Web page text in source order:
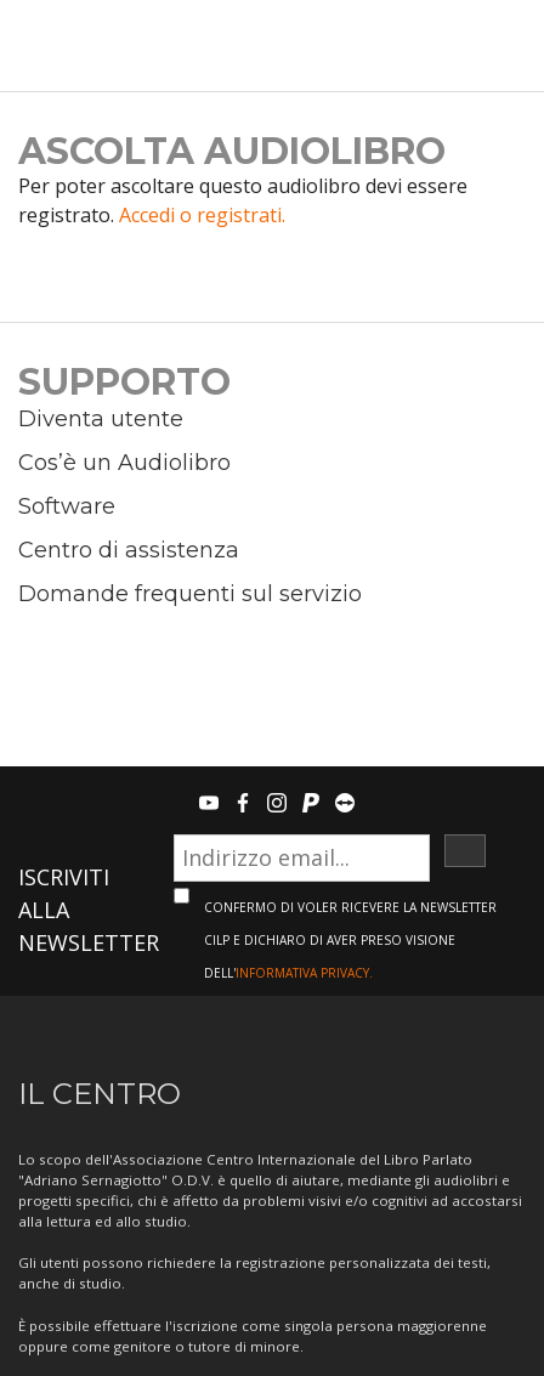
ASCOLTA AUDIOLIBRO
Per poter ascoltare questo audiolibro devi essere
registrato. Accedi o registrati.
SUPPORTO
Diventa utente
Cos’è un Audiolibro
Software
Centro di assistenza
Domande frequenti sul servizio
youtubefacebook
instagram
paypalteamviewer
ISCRIVITI
ALLA
NEWSLETTER
CONFERMO DI VOLER RICEVERE LA NEWSLETTER
CILP E DICHIARO DI AVER PRESO VISIONE
DELL'INFORMATIVA PRIVACY.
Informazioni
sul
Centro
IL CENTRO
Lo scopo dell'Associazione Centro Internazionale del Libro Parlato
"Adriano Sernagiotto" O.D.V. è quello di aiutare, mediante gli audiolibri e
progetti specifici, chi è affetto da problemi visivi e/o cognitivi ad accostarsi
alla lettura ed allo studio.
Gli utenti possono richiedere la registrazione personalizzata dei testi,
anche di studio.
È possibile effettuare l'iscrizione come singola persona maggiorenne
oppure come genitore o tutore di minore.